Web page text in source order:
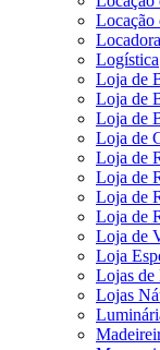
Locação
Locadora
Logística
Loja de
Loja de
Loja de
Loja de
Loja de
Loja de
Loja de
Loja de
Loja de
Loja
Lojas de
Lojas